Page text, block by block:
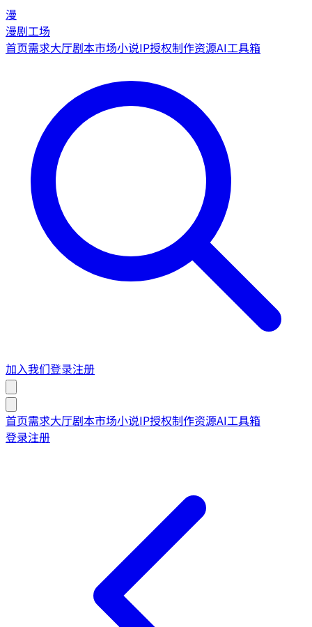
漫
漫剧工场
首页需求大厅剧本市场小说IP授权制作资源AI工具箱
加入我们登录注册
首页需求大厅剧本市场小说IP授权制作资源AI工具箱
登录注册